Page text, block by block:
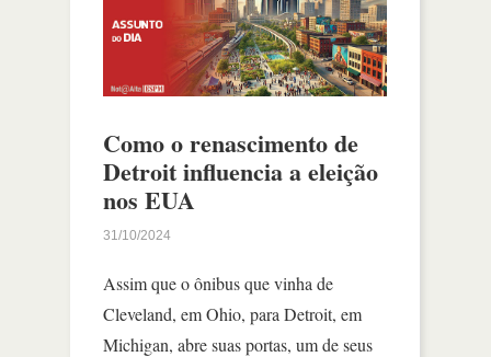
Como o renascimento de
Detroit influencia a eleição
nos EUA
31/10/2024
Assim que o ônibus que vinha de
Cleveland, em Ohio, para Detroit, em
Michigan, abre suas portas, um de seus